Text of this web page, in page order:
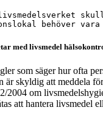
livsmedelsverket
med livsmedel
som säger hur ofta
är skyldig att meddela
om
att hantera livsmedel